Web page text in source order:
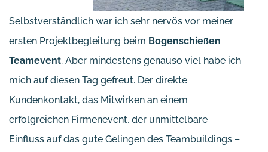
Selbstverständlich war ich sehr nervös vor meiner
ersten Projektbegleitung beim Bogenschießen
Teamevent. Aber mindestens genauso viel habe ich
mich auf diesen Tag gefreut. Der direkte
Kundenkontakt, das Mitwirken an einem
erfolgreichen Firmenevent, der unmittelbare
Einfluss auf das gute Gelingen des Teambuildings –